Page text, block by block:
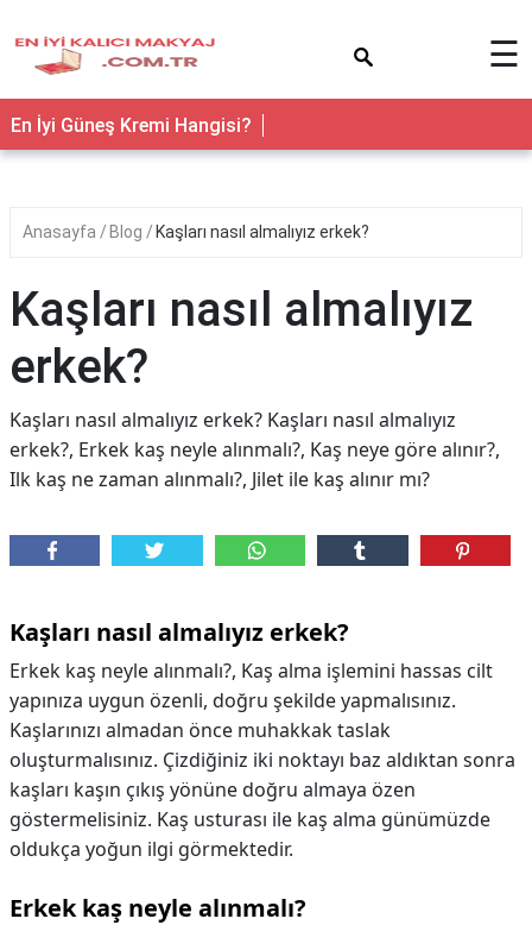
☰
En İyi Güneş Kremi Hangisi?
Anasayfa Blog Kaşları nasıl almalıyız erkek?
Kaşları nasıl almalıyız
erkek?
Kaşları nasıl almalıyız erkek? Kaşları nasıl almalıyız
erkek?, Erkek kaş neyle alınmalı?, Kaş neye göre alınır?,
Ilk kaş ne zaman alınmalı?, Jilet ile kaş alınır mı?
Kaşları nasıl almalıyız erkek?
Erkek kaş neyle alınmalı?, Kaş alma işlemini hassas cilt
yapınıza uygun özenli, doğru şekilde yapmalısınız.
Kaşlarınızı almadan önce muhakkak taslak
oluşturmalısınız. Çizdiğiniz iki noktayı baz aldıktan sonra
kaşları kaşın çıkış yönüne doğru almaya özen
göstermelisiniz. Kaş usturası ile kaş alma günümüzde
oldukça yoğun ilgi görmektedir.
Erkek kaş neyle alınmalı?